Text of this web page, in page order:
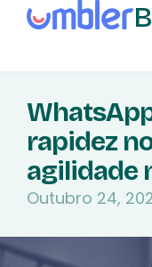
rapidez
agilidade
Outubro 24,